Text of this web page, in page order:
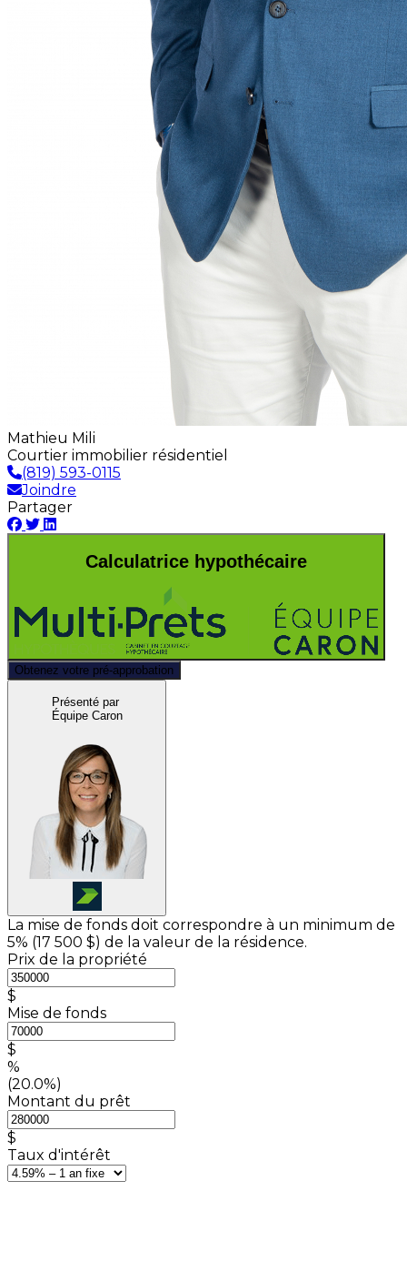
Mathieu Mili
Courtier immobilier résidentiel
(819) 593-0115
Joindre
Partager
Calculatrice hypothécaire
Obtenez votre pré-approbation
Présenté par
Équipe Caron
La mise de fonds doit correspondre à un minimum de
5% (17 500 $) de la valeur de la résidence.
Prix de la propriété
$
Mise de fonds
$
%
(20.0%)
Montant du prêt
$
Taux d'intérêt